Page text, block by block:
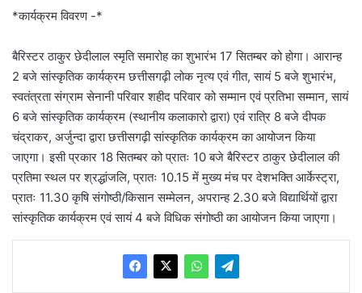
*कार्यक्रम विवरण -*
बैरिस्टर ठाकुर छेदीलाल स्मृति समारोह का शुभारंभ 17 सितम्बर को होगा। आरान्ह
2 बजे सांस्कृतिक कार्यक्रम छत्तीसगढ़ी लोक नृत्य एवं गीत, सायं 5 बजे शुभारंभ,
स्वतंत्रता संग्राम सेनानी परिवार शहीद परिवार को सम्मान एवं प्रतिभा सम्मान, सायं
6 बजे सांस्कृतिक कार्यक्रम (स्थानीय कलाकारो द्वारा) एवं रात्रि 8 बजे दीपक
चंद्राकर, अर्जुन्दा द्वारा छत्तीसगढ़ी सांस्कृतिक कार्यक्रम का आयोजन किया
जाएगा। इसी प्रकार 18 सितम्बर को प्रातः 10 बजे बैरिस्टर ठाकुर छेदीलाल की
प्रतिमा स्थल पर श्रद्धांजलि, प्रातः 10.15 में मुख्य मंच पर देशभक्ति आर्केस्ट्रा,
प्रातः 11.30 कृषि संगोष्ठी/किसान सम्मेलन, अपरान्ह 2.30 बजे विद्यार्थियों द्वारा
सांस्कृतिक कार्यक्रम एवं सायं 4 बजे विधिक संगोष्ठी का आयोजन किया जाएगा।